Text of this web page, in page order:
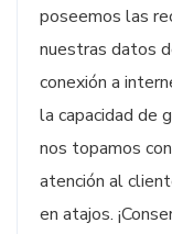
poseemos las
nuestras datos
conexión a
la capacidad de
nos topamos
atención al
en atajos.